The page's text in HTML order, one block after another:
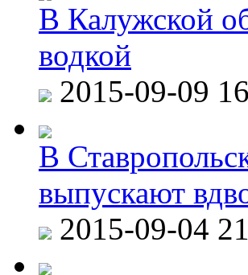
В Калужской
водкой
2015-09-09
В
выпускают
2015-09-04